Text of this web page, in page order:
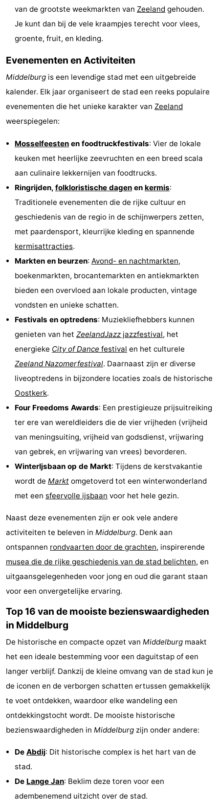
Binnenspeeltuinen
Bowlen
centra
Dorpen
&
Steden
Natuur
Rondleidingen
Sporten
Zwembaden
Fietsen
Wandelen
Paardrijden
Golfbanen
Surfen
Duiken
Eten
en
drinken
Zeehonden
Evenementen
Praktisch
Jongeren
Forum
Route
-
Parkeren
Reisboekenwinkel
Nieuws
Medische
adressen
Regio
Zuid-
Leiden
Bollenstreek
-
Natuur
Hollands
Duin
-
Noordwijk
-
Katwijk
-
Scheveningen
-
Den
Haag
-
Rotterdam
-
Rockanje
Zeeland
van de grootste weekmarkten van Zeeland gehouden.
Je kunt dan bij de vele kraampjes terecht voor vlees,
groente, fruit, en kleding.
Evenementen en Activiteiten
Middelburg is een levendige stad met een uitgebreide
kalender. Elk jaar organiseert de stad een reeks populaire
evenementen die het unieke karakter van Zeeland
weerspiegelen:
Mosselfeesten en foodtruckfestivals: Vier de lokale
keuken met heerlijke zeevruchten en een breed scala
aan culinaire lekkernijen van foodtrucks.
Ringrijden, folkloristische dagen en kermis:
Traditionele evenementen die de rijke cultuur en
geschiedenis van de regio in de schijnwerpers zetten,
met paardensport, kleurrijke kleding en spannende
kermisattracties.
Markten en beurzen: Avond- en nachtmarkten,
boekenmarkten, brocantemarkten en antiekmarkten
bieden een overvloed aan lokale producten, vintage
vondsten en unieke schatten.
Festivals en optredens: Muziekliefhebbers kunnen
genieten van het ZeelandJazz jazzfestival, het
energieke City of Dance festival en het culturele
Zeeland Nazomerfestival. Daarnaast zijn er diverse
liveoptredens in bijzondere locaties zoals de historische
Oostkerk.
Four Freedoms Awards: Een prestigieuze prijsuitreiking
ter ere van wereldleiders die de vier vrijheden (vrijheid
van meningsuiting, vrijheid van godsdienst, vrijwaring
van gebrek, en vrijwaring van vrees) bevorderen.
WinterIjsbaan op de Markt: Tijdens de kerstvakantie
wordt de Markt omgetoverd tot een winterwonderland
met een sfeervolle ijsbaan voor het hele gezin.
Naast deze evenementen zijn er ook vele andere
activiteiten te beleven in Middelburg. Denk aan
ontspannen rondvaarten door de grachten, inspirerende
musea die de rijke geschiedenis van de stad belichten, en
uitgaansgelegenheden voor jong en oud die garant staan
voor een onvergetelijke ervaring.
Top 16 van de mooiste bezienswaardigheden
in Middelburg
De historische en compacte opzet van Middelburg maakt
het een ideale bestemming voor een daguitstap of een
langer verblijf. Dankzij de kleine omvang van de stad kun je
de iconen en de verborgen schatten ertussen gemakkelijk
te voet ontdekken, waardoor elke wandeling een
ontdekkingstocht wordt. De mooiste historische
bezienswaardigheden in Middelburg zijn onder andere:
De Abdij: Dit historische complex is het hart van de
stad.
De Lange Jan: Beklim deze toren voor een
adembenemend uitzicht over de stad.